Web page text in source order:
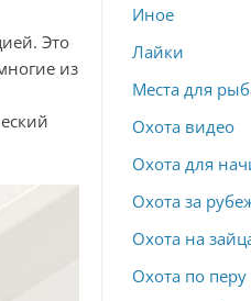
Это
из
Иное
Лайки
Места для
Охота видео
Охота для
Охота за
Охота на
Охота по перу